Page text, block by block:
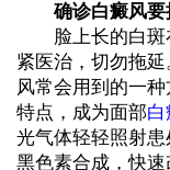
确诊白癜风要
脸上长的白斑
紧医治，切勿拖
风常会用到的一
特点，成为面部白
光气体轻轻照射
黑色素合成，快